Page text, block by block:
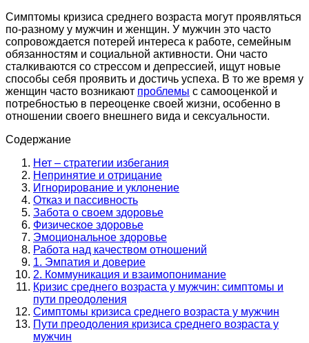
Симптомы кризиса среднего возраста могут проявляться
по-разному у мужчин и женщин. У мужчин это часто
сопровождается потерей интереса к работе, семейным
обязанностям и социальной активности. Они часто
сталкиваются со стрессом и депрессией, ищут новые
способы себя проявить и достичь успеха. В то же время у
женщин часто возникают проблемы с самооценкой и
потребностью в переоценке своей жизни, особенно в
отношении своего внешнего вида и сексуальности.
Содержание
Нет – стратегии избегания
Непринятие и отрицание
Игнорирование и уклонение
Отказ и пассивность
Забота о своем здоровье
Физическое здоровье
Эмоциональное здоровье
Работа над качеством отношений
1. Эмпатия и доверие
2. Коммуникация и взаимопонимание
Кризис среднего возраста у мужчин: симптомы и
пути преодоления
Симптомы кризиса среднего возраста у мужчин
Пути преодоления кризиса среднего возраста у
мужчин